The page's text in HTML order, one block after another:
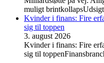
muligt
Kvinder i finans: Fire
sig til toppen
3. august 2026
Kvinder i finans: Fire
sig til